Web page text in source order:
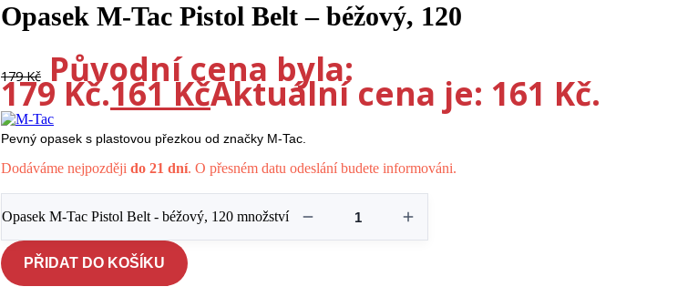
Opasek M-Tac Pistol Belt – béžový, 120
179Kč Původní cena byla:
179 Kč.161KčAktuální cena je: 161 Kč.
Pevný opasek s plastovou přezkou od značky M-Tac.
Dodáváme nejpozdějido 21 dní. O přesném datu odeslání budete informováni.
Opasek M-Tac Pistol Belt - béžový, 120 množství
PŘIDAT DO KOŠÍKU